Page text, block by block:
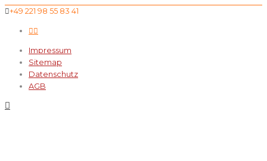
+49 221 98 55 83 41
Impressum
Sitemap
Datenschutz
AGB